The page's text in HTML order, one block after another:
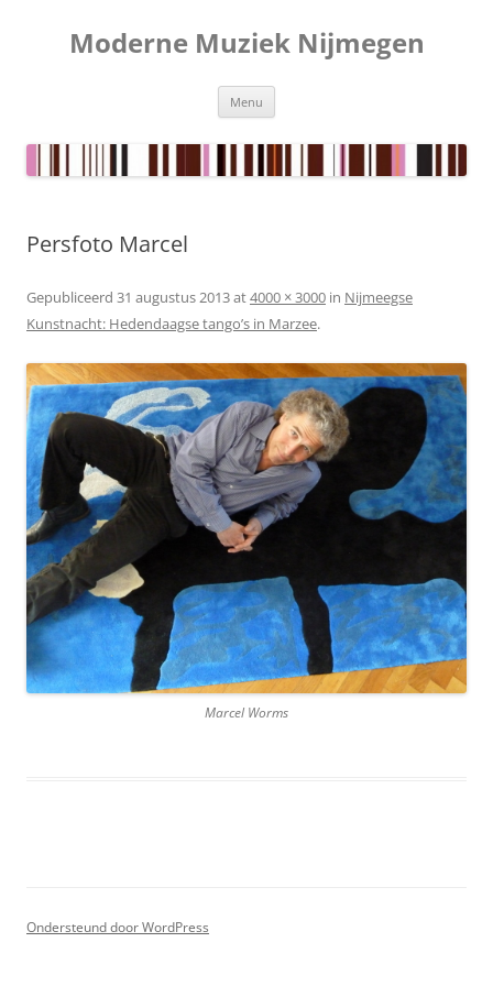
inhoudModerne Muziek Nijmegen
Menu
Persfoto Marcel
Gepubliceerd 31 augustus 2013at4000 × 3000 in Nijmeegse
Kunstnacht: Hedendaagse tango’s in Marzee.
Marcel Worms
Ondersteund door WordPress